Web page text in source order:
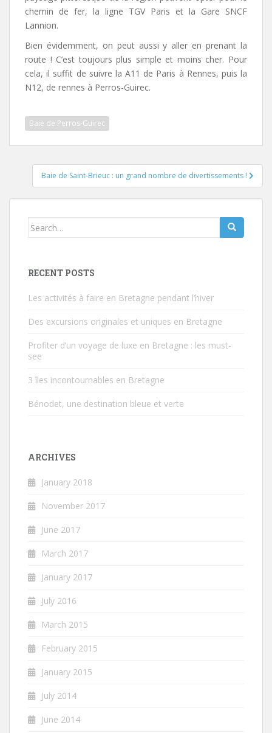
chemin de fer, la ligne TGV Paris et la Gare SNCF
Lannion.
Bien évidemment, on peut aussi y aller en prenant la
route ! C’est toujours plus simple et moins cher. Pour
cela, il suffit de suivre la A11 de Paris à Rennes, puis la
N12, de rennes à Perros-Guirec.
Baie de Perros-Guirec
Post
navigation
Baie de Saint-Brieuc : un grand nombre de divertissements !
Search
RECENT POSTS
Les activités à faire en Bretagne pendant l’hiver
Des excursions originales et uniques en Bretagne
Profiter d’un voyage de luxe en Bretagne : les must-
see
3 îles incontournables en Bretagne
Bénodet, une destination bleue et verte
ARCHIVES
January 2018
November 2017
June 2017
March 2017
January 2017
July 2016
March 2015
February 2015
January 2015
July 2014
June 2014